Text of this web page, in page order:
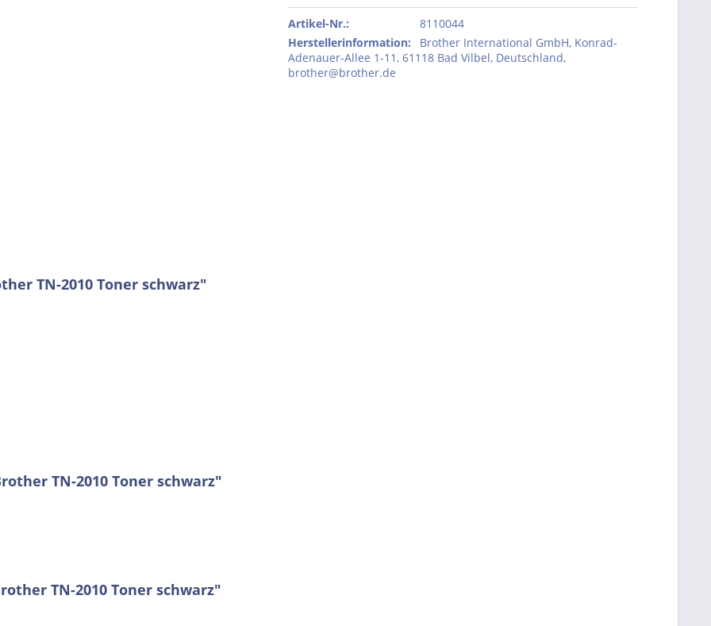
Artikel-Nr.:
8110044
Herstellerinformation:
Brother International GmbH, Konrad-
Adenauer-Allee 1-11, 61118 Bad Vilbel, Deutschland,
brother@brother.de
TN-2010 Toner schwarz"
TN-2010 Toner schwarz"
TN-2010 Toner schwarz"